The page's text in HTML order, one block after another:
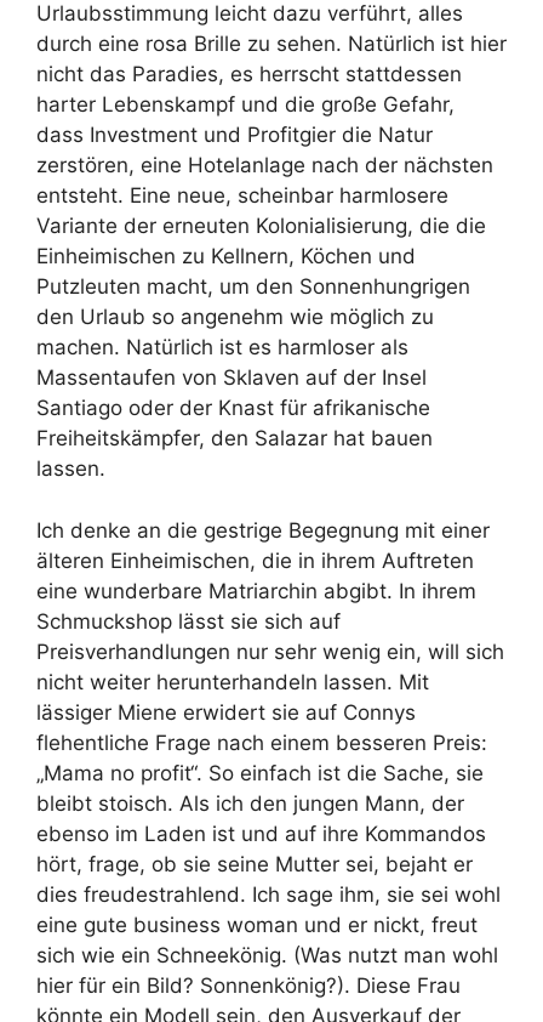
Urlaubsstimmung leicht dazu verführt, alles
durch eine rosa Brille zu sehen. Natürlich ist hier
nicht das Paradies, es herrscht stattdessen
harter Lebenskampf und die große Gefahr,
dass Investment und Profitgier die Natur
zerstören, eine Hotelanlage nach der nächsten
entsteht. Eine neue, scheinbar harmlosere
Variante der erneuten Kolonialisierung, die die
Einheimischen zu Kellnern, Köchen und
Putzleuten macht, um den Sonnenhungrigen
den Urlaub so angenehm wie möglich zu
machen. Natürlich ist es harmloser als
Massentaufen von Sklaven auf der Insel
Santiago oder der Knast für afrikanische
Freiheitskämpfer, den Salazar hat bauen
lassen.
Ich denke an die gestrige Begegnung mit einer
älteren Einheimischen, die in ihrem Auftreten
eine wunderbare Matriarchin abgibt. In ihrem
Schmuckshop lässt sie sich auf
Preisverhandlungen nur sehr wenig ein, will sich
nicht weiter herunterhandeln lassen. Mit
lässiger Miene erwidert sie auf Connys
flehentliche Frage nach einem besseren Preis:
„Mama no profit“. So einfach ist die Sache, sie
bleibt stoisch. Als ich den jungen Mann, der
ebenso im Laden ist und auf ihre Kommandos
hört, frage, ob sie seine Mutter sei, bejaht er
dies freudestrahlend. Ich sage ihm, sie sei wohl
eine gute business woman und er nickt, freut
sich wie ein Schneekönig. (Was nutzt man wohl
hier für ein Bild? Sonnenkönig?). Diese Frau
könnte ein Modell sein, den Ausverkauf der